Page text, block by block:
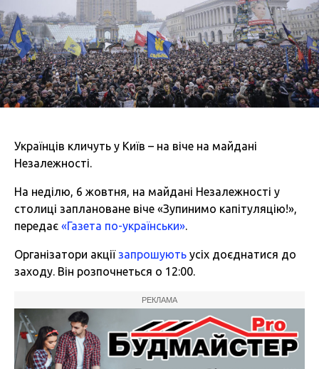
Українців кличуть у Київ – на віче на майдані
Незалежності.
На неділю, 6 жовтня, на майдані Незалежності у
столиці заплановане віче «Зупинимо капітуляцію!»,
передає «Газета по-українськи»
Організатори акціїзапрошують усіх доєднатися до
заходу. Він розпочнеться о 12:00.
РЕКЛАМА